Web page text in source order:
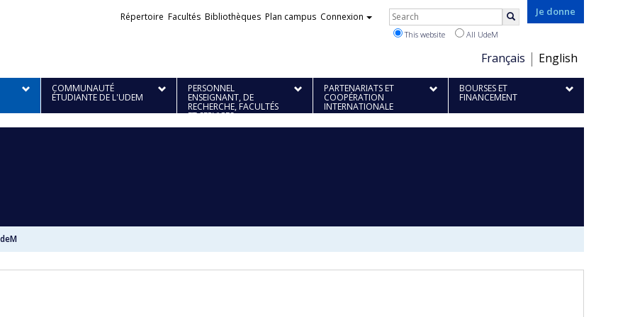
Je donne
Choix
de
la
langue
Français English
Liens
Répertoire Facultés Bibliothèques Plan campus Connexion Rechercher
This website All UdeM
COMMUNAUTÉ
ÉTUDIANTE DE L'UDEM
PERSONNEL
ENSEIGNANT, DE
RECHERCHE, FACULTÉS
ET SERVICES
PARTENARIATS ET
COOPÉRATION
INTERNATIONALE
BOURSES ET
FINANCEMENT